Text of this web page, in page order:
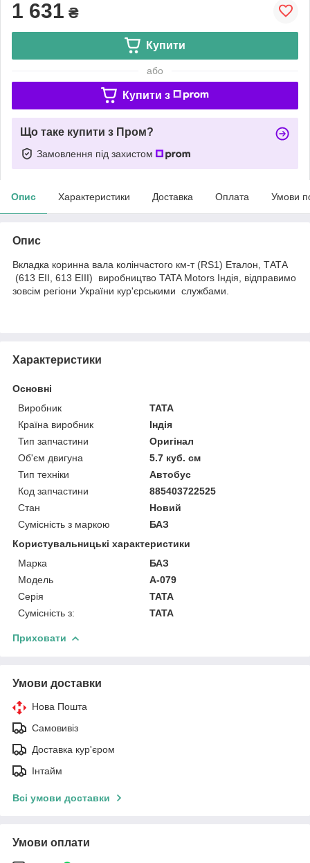
1 631 ₴
Купити
або
Купити з
Що таке купити з Пром?
Замовлення під захистом
Опис Характеристики Доставка Оплата Умови
Опис
Вкладка коринна вала колінчастого км-т (RS1) Еталон, ТАТА
(613 EII, 613 EIII) виробництво TATA Motors Індія, відправимо
зовсім регіони України кур'єрськими службами.
Характеристики
Основні
Виробник
TATA
Країна виробник
Індія
Тип запчастини
Оригінал
Об'єм двигуна
5.7 куб. см
Тип техніки
Автобус
Код запчастини
885403722525
Стан
Новий
Сумісність з маркою
БАЗ
Користувальницькі характеристики
Марка
БАЗ
Модель
А-079
Серія
TATA
Сумісність з:
TATA
Приховати
Умови доставки
Нова Пошта
Самовивіз
Доставка кур'єром
Інтайм
Всі умови доставки
Умови оплати